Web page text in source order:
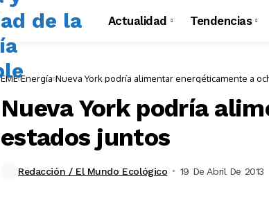
Actualidad Tendencias
EME Energía Nueva York podría alimentar energéticamente a
Nueva York podría
estados juntos
Redacción / El Mundo Ecológico 19 De Abril De 2013